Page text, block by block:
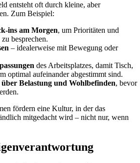
entsteht oft durch kleine, aber
Zum Beispiel:
ins am Morgen, um Prioritäten und
besprechen.
– idealerweise mit Bewegung oder
des Arbeitsplatzes, damit Tisch,
optimal aufeinander abgestimmt sind.
über Belastung und Wohlbefinden, bevor
fördern eine Kultur, in der das
mitgedacht wird – nicht nur, wenn